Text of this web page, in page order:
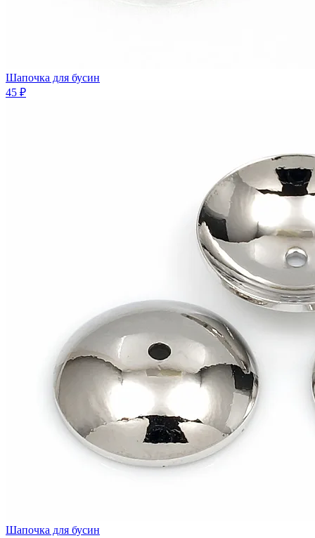
Шапочка для бусин
45 ₽
Шапочка для бусин